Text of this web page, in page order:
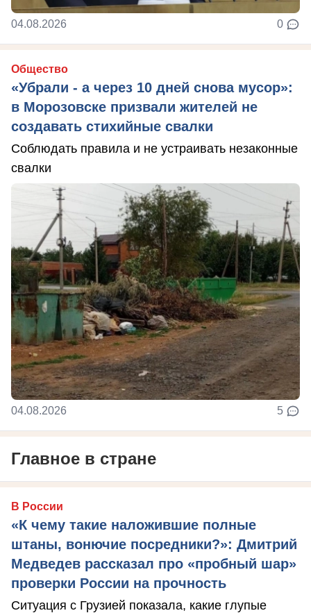
04.08.2026 0
Общество
«Убрали - а через 10 дней снова мусор»:
в Морозовске призвали жителей не
создавать стихийные свалки
Соблюдать правила и не устраивать незаконные
свалки
04.08.2026 5
Главное в стране
В России
«К чему такие наложившие полные
штаны, вонючие посредники?»: Дмитрий
Медведев рассказал про «пробный шар»
проверки России на прочность
Ситуация с Грузией показала, какие глупые